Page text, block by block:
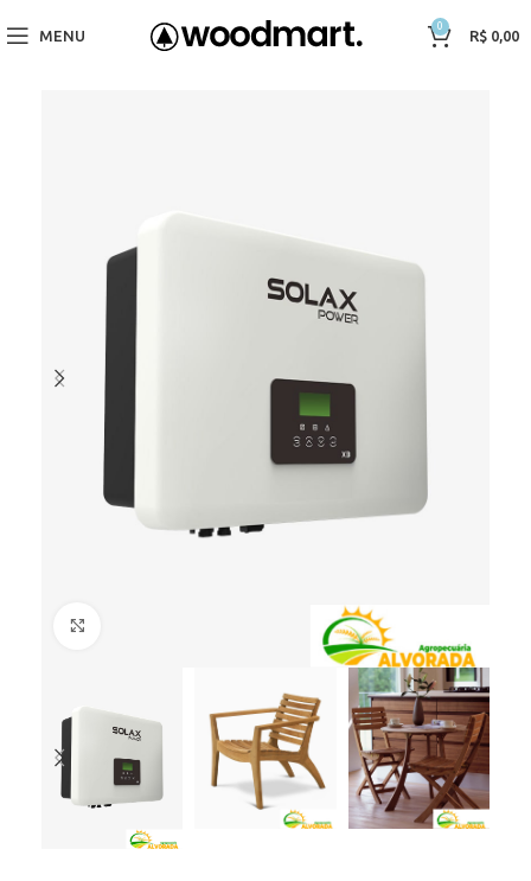
MENU
0
R$ 0,00